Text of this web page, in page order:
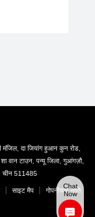
मंजिल, दा जियांग हुआन कुन रोड,
वान टाउन, पन्यू जिला, गुआंगज़ौ,
चीन 511485
साइट मैप गोपनीयता नीति
Chat
Now